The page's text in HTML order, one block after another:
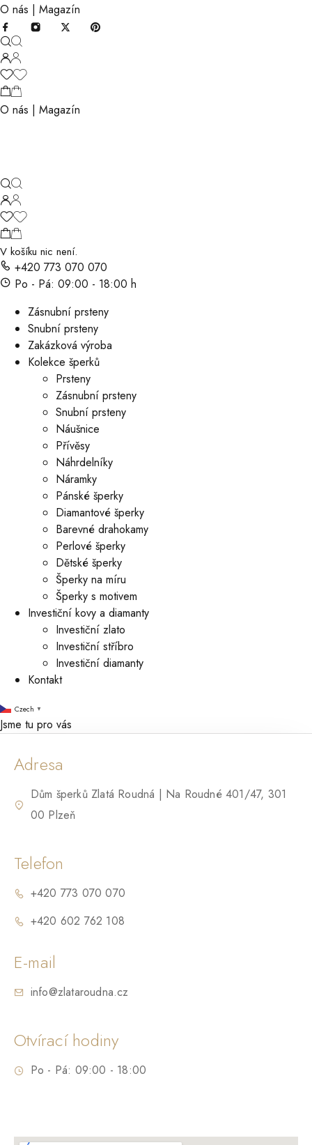
O nás | Magazín
O nás | Magazín
V košíku nic není.
+420 773 070 070
Po - Pá: 09:00 - 18:00 h
Zásnubní prsteny
Snubní prsteny
Zakázková výroba
Kolekce šperků
Prsteny
Zásnubní prsteny
Snubní prsteny
Náušnice
Přívěsy
Náhrdelníky
Náramky
Pánské šperky
Diamantové šperky
Barevné drahokamy
Perlové šperky
Dětské šperky
Šperky na míru
Šperky s motivem
Investiční kovy a diamanty
Investiční zlato
Investiční stříbro
Investiční diamanty
Kontakt
Czech ▼
Jsme tu pro vás
Adresa
Dům šperků Zlatá Roudná | Na Roudné 401/47, 301
00 Plzeň
Telefon
+420 773 070 070
+420 602 762 108
E-mail
info@zlataroudna.cz
Otvírací hodiny
Po - Pá: 09:00 - 18:00